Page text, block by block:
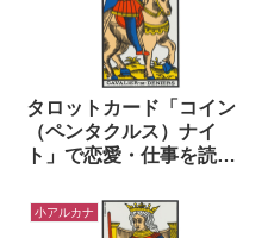
タロットカード「コイン
（ペンタクルス）ナイ
ト」で恋愛・仕事を読む
ワンオラクル
小アルカナ